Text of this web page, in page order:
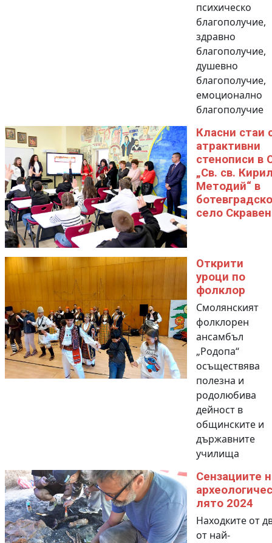
психическо
благополучие,
здравно
благополучие,
душевно
благополучие,
емоционално
благополучие
Класни стаи
атрактивни
стенописи в
„Св. св.
Методий“ в
село
Открити
уроци по
фолклор
Смолянският
фолклорен
ансамбъл
„Родопа“
осъществява
полезна и
родолюбива
дейност в
общинските и
държавните
училища
Сензациите
лято 2024
Находките от
от най-